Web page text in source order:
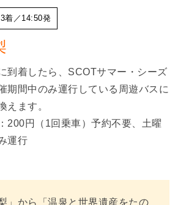
着／14:50発
到着したら、SCOTサマー・シーズ
期間中のみ運行している周遊バスに
えます。
200円（1回乗車）予約不要、土曜
運行
梨」から「温泉と世界遺産をたの